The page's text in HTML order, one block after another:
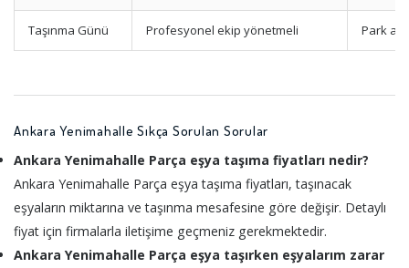
Taşınma Günü Profesyonel ekip yönetmeli Park
Ankara Yenimahalle Sıkça Sorulan Sorular
Ankara Yenimahalle Parça eşya taşıma fiyatları nedir?
Ankara Yenimahalle Parça eşya taşıma fiyatları, taşınacak
eşyaların miktarına ve taşınma mesafesine göre değişir. Detaylı
fiyat için firmalarla iletişime geçmeniz gerekmektedir.
Ankara Yenimahalle Parça eşya taşırken eşyalarım zarar